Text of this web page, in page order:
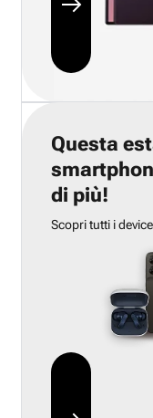
Questa
di più!
Scopri tutti i